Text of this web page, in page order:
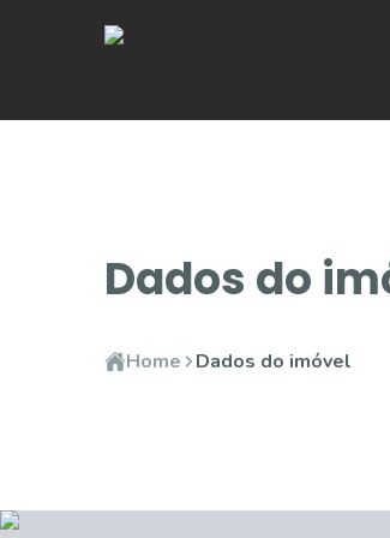
Dados do
Home Dados do imóvel